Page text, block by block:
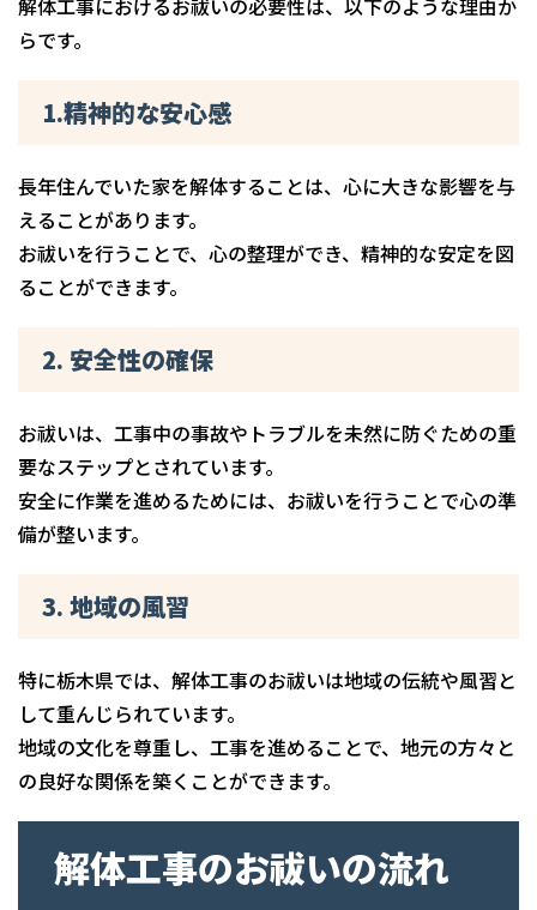
解体工事におけるお祓いの必要性は、以下のような理由か
らです。
1.精神的な安心感
長年住んでいた家を解体することは、心に大きな影響を与
えることがあります。
お祓いを行うことで、心の整理ができ、精神的な安定を図
ることができます。
2. 安全性の確保
お祓いは、工事中の事故やトラブルを未然に防ぐための重
要なステップとされています。
安全に作業を進めるためには、お祓いを行うことで心の準
備が整います。
3. 地域の風習
特に栃木県では、解体工事のお祓いは地域の伝統や風習と
して重んじられています。
地域の文化を尊重し、工事を進めることで、地元の方々と
の良好な関係を築くことができます。
解体工事のお祓いの流れ